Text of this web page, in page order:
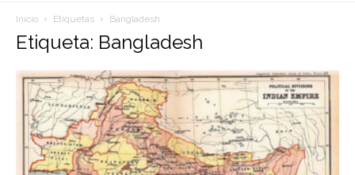
Hoy
Inicio Etiquetas Bangladesh
Etiqueta: Bangladesh